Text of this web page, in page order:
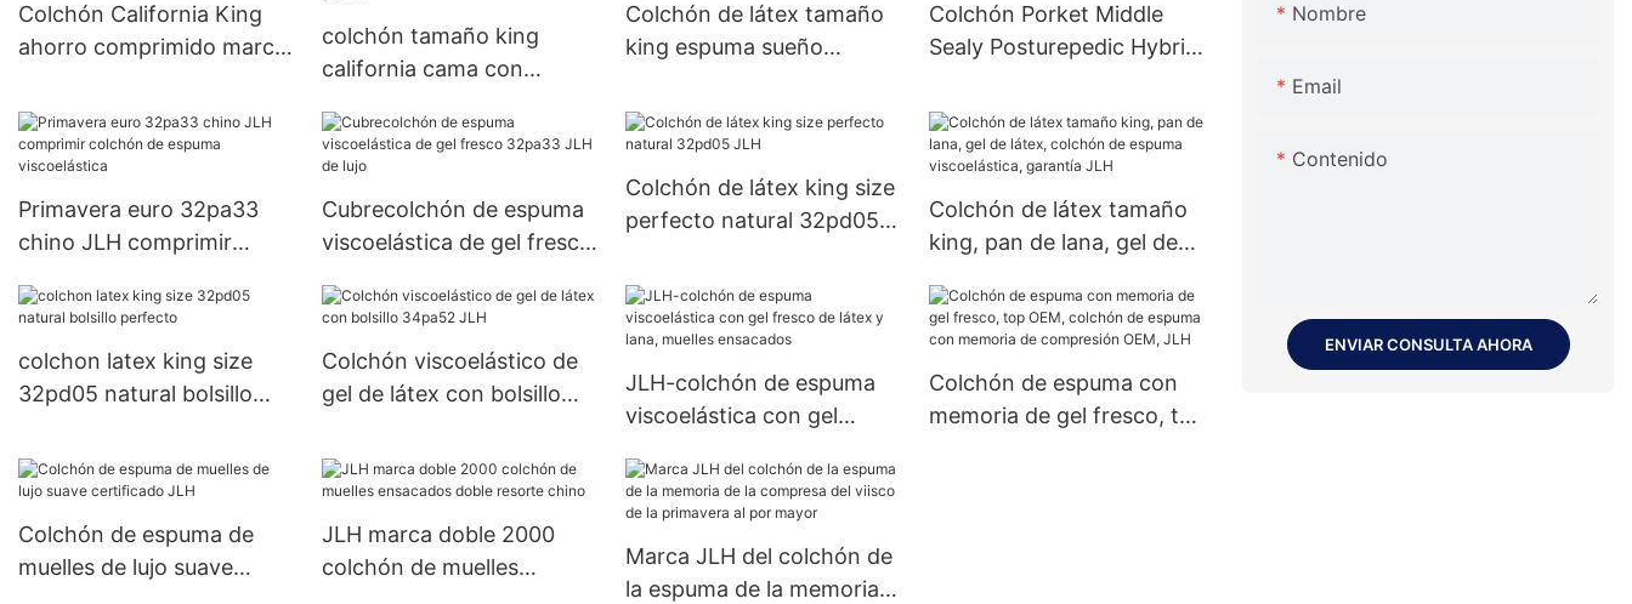
Colchón California King
ahorro comprimido marca
colchón tamaño king
california cama con
resortes verdes
Colchón de látex tamaño
king espuma sueño
Colchón Porket Middle
Sealy Posturepedic Hybrid
Primavera euro 32pa33
chino JLH comprimir
viscoelástica
Cubrecolchón de espuma
viscoelástica de gel fresco
Colchón de látex king size
perfecto natural 32pd05
Colchón de látex tamaño
king, pan de lana, gel de
viscoelástica, garantía JLH
colchon latex king size
32pd05 natural bolsillo
Colchón viscoelástico de
gel de látex con bolsillo
JLH-colchón de espuma
viscoelástica con gel
muelles ensacados
Colchón de espuma con
memoria de gel fresco, top
Colchón de espuma de
muelles de lujo suave
JLH marca doble 2000
colchón de muelles
Marca JLH del colchón de
la espuma de la memoria
Nombre
Email
Contenido
ENVIAR CONSULTA AHORA